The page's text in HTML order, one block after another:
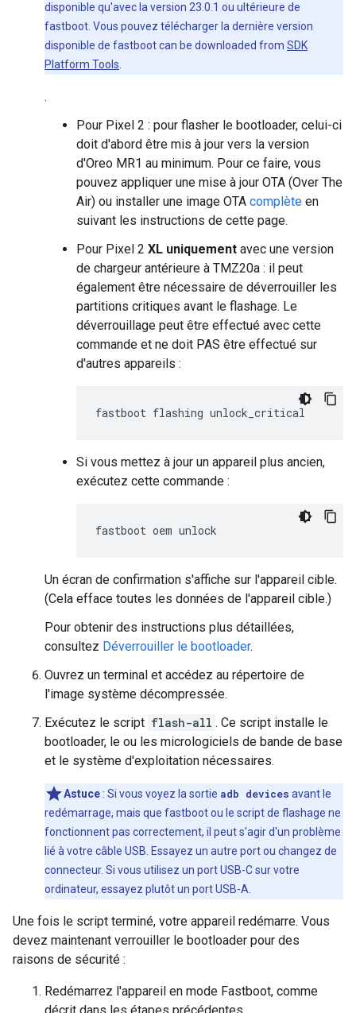
disponible qu'avec la version 23.0.1 ou ultérieure de
fastboot. Vous pouvez télécharger la dernière version
disponible de fastboot can be downloaded from SDK
Platform Tools
.
Pour Pixel 2 : pour flasher le bootloader, celui-ci
doit d'abord être mis à jour vers la version
d'Oreo MR1 au minimum. Pour ce faire, vous
pouvez appliquer une mise à jour OTA (Over The
Air) ou installer une image OTA complète en
suivant les instructions de cette page.
Pour Pixel 2 XL uniquement avec une version
de chargeur antérieure à TMZ20a : il peut
également être nécessaire de déverrouiller les
partitions critiques avant le flashage. Le
déverrouillage peut être effectué avec cette
commande et ne doit PAS être effectué sur
d'autres appareils :
Si vous mettez à jour un appareil plus ancien,
exécutez cette commande :
Un écran de confirmation s'affiche sur l'appareil cible.
(Cela efface toutes les données de l'appareil cible.)
Pour obtenir des instructions plus détaillées,
consultez Déverrouiller le bootloader.
Ouvrez un terminal et accédez au répertoire de
l'image système décompressée.
Exécutez le script flash-all . Ce script installe le
bootloader, le ou les micrologiciels de bande de base
et le système d'exploitation nécessaires.
Astuce : Si vous voyez la sortie adb devices avant le
redémarrage, mais que fastboot ou le script de flashage ne
fonctionnent pas correctement, il peut s'agir d'un problème
lié à votre câble USB. Essayez un autre port ou changez de
connecteur. Si vous utilisez un port USB-C sur votre
ordinateur, essayez plutôt un port USB-A.
Une fois le script terminé, votre appareil redémarre. Vous
devez maintenant verrouiller le bootloader pour des
raisons de sécurité :
Redémarrez l'appareil en mode Fastboot, comme